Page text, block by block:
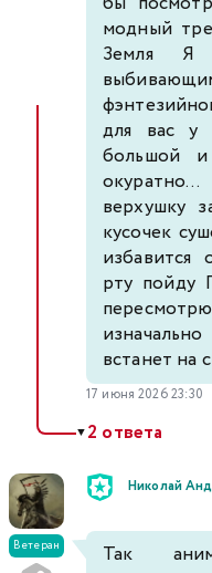
модный
Земля Я
для вас у
большой
верхушку
кусочек
избавится
рту пойду
встанет на
17 июня 2026 23:30
▼2 ответа
Ветеран
Николай
Так